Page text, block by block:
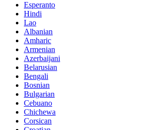
Esperanto
Hindi
Lao
Albanian
Amharic
Armenian
Azerbaijani
Belarusian
Bengali
Bosnian
Bulgarian
Cebuano
Chichewa
Corsican